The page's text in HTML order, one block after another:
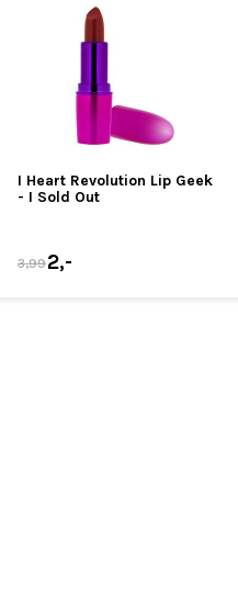
I Heart Revolution Lip Geek
- I Sold Out
3,992,-